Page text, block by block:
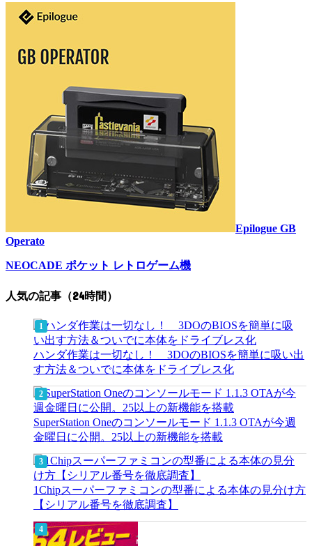
Epilogue GB
Operato
NEOCADE ポケット レトロゲーム機
人気の記事（24時間）
ハンダ作業は一切なし！ 3DOのBIOSを簡単に吸い出
す方法＆ついでに本体をドライブレス化
SuperStation Oneのコンソールモード 1.1.3 OTAが今週
金曜日に公開。25以上の新機能を搭載
1Chipスーパーファミコンの型番による本体の見分け方
【シリアル番号を徹底調査】